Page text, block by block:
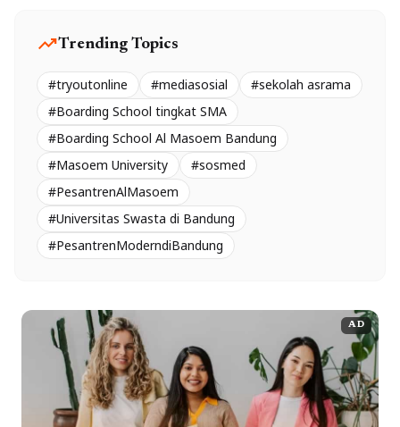
trending_upTrending Topics
#tryoutonline #mediasosial
#sekolah asrama
#Boarding School tingkat SMA
#Boarding School Al Masoem Bandung
#Masoem University
#sosmed
#PesantrenAlMasoem
#Universitas Swasta di Bandung
#PesantrenModerndiBandung
AD